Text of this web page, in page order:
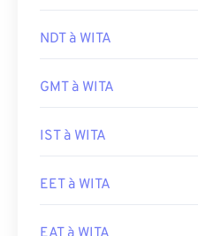
NDT à WITA
GMT à WITA
IST à WITA
EET à WITA